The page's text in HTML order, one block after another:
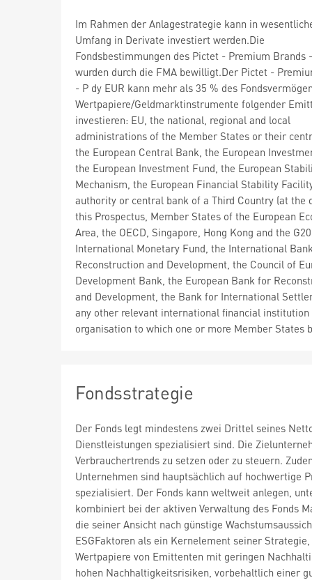
Im Rahmen der Anlagestrategie kann in
Umfang in Derivate investiert werden.Die
Fondsbestimmungen des Pictet - Premium Brands
wurden durch die FMA bewilligt.Der Pictet -
- P dy EUR kann mehr als 35 % des
Wertpapiere/Geldmarktinstrumente folgender
investieren: EU, the national, regional and local
administrations of the Member States or their
the European Central Bank, the European
the European Investment Fund, the European
Mechanism, the European Financial Stability
authority or central bank of a Third Country (at the
this Prospectus, Member States of the European
Area, the OECD, Singapore, Hong Kong and the
International Monetary Fund, the International
Reconstruction and Development, the Council of
Development Bank, the European Bank for
and Development, the Bank for International
any other relevant international financial institution
organisation to which one or more Member States
Fondsstrategie
Der Fonds legt mindestens zwei Drittel seines
Dienstleistungen spezialisiert sind. Die
Verbrauchertrends zu setzen oder zu steuern.
Unternehmen sind hauptsächlich auf hochwertige
spezialisiert. Der Fonds kann weltweit anlegen,
kombiniert bei der aktiven Verwaltung des Fonds
die seiner Ansicht nach günstige
ESGFaktoren als ein Kernelement seiner
Wertpapiere von Emittenten mit geringen
hohen Nachhaltigkeitsrisiken, vorbehaltlich einer